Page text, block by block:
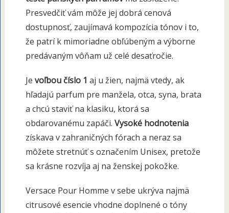
Presvedčiť vám môže jej dobrá cenová
dostupnosť, zaujímavá kompozícia tónov i to,
že patrí k mimoriadne obľúbeným a výborne
predávaným vôňam už celé desaťročie.
Je voľbou číslo 1 aj u žien, najmä vtedy, ak
hľadajú parfum pre manžela, otca, syna, brata
a chcú staviť na klasiku, ktorá sa
obdarovanému zapáči. Vysoké hodnotenia
získava v zahraničných fórach a neraz sa
môžete stretnúť s označením Unisex, pretože
sa krásne rozvíja aj na ženskej pokožke.
Versace Pour Homme v sebe ukrýva najmä
citrusové esencie vhodne doplnené o tóny